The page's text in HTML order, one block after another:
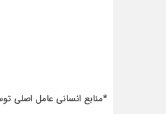
*منابع انسانی عامل اصلی